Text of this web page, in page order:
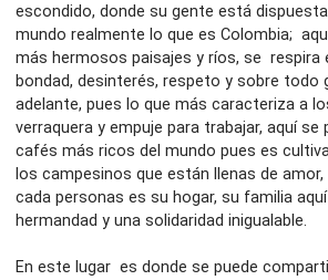
escondido, donde su gente está
mundo realmente lo que es Colombia;
más hermosos paisajes y ríos, se respira
bondad, desinterés, respeto y sobre todo
adelante, pues lo que más caracteriza a
verraquera y empuje para trabajar, aquí se
cafés más ricos del mundo pues es
los campesinos que están llenas de
cada personas es su hogar, su familia
hermandad y una solidaridad inigualable.
En este lugar es donde se puede